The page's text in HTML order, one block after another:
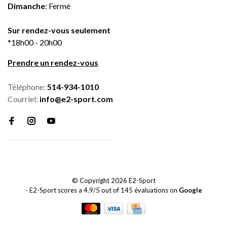
Dimanche: Fermé
Sur rendez-vous seulement
*18h00 - 20h00
Prendre un rendez-vous
Téléphone: 514-934-1010
Courriel: info@e2-sport.com
© Copyright 2026 E2-Sport
- E2-Sport scores a 4.9/5 out of 145 évaluations on Google